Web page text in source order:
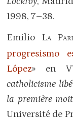
1998, 7–38.
Emilio LAP
progresismo
López» en
catholicisme
la première
Université de